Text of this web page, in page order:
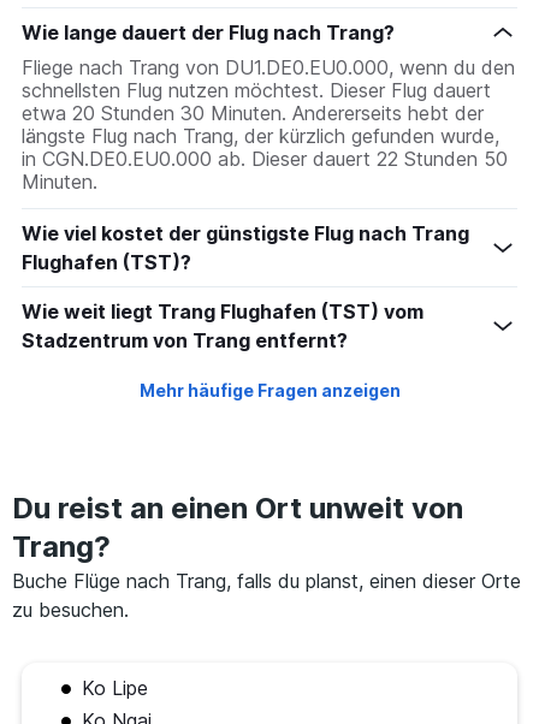
chart
has
1
Y
axis
displaying
values.
Range:
25
to
29.
Wie lange dauert der Flug nach Trang?
Fliege nach Trang von DU1.DE0.EU0.000, wenn du den
schnellsten Flug nutzen möchtest. Dieser Flug dauert
etwa 20 Stunden 30 Minuten. Andererseits hebt der
längste Flug nach Trang, der kürzlich gefunden wurde,
in CGN.DE0.EU0.000 ab. Dieser dauert 22 Stunden 50
Minuten.
Wie viel kostet der günstigste Flug nach Trang
Flughafen (TST)?
Wie weit liegt Trang Flughafen (TST) vom
Stadzentrum von Trang entfernt?
Mehr häufige Fragen anzeigen
Du reist an einen Ort unweit von
Trang?
Buche Flüge nach Trang, falls du planst, einen dieser Orte
zu besuchen.
Ko Lipe